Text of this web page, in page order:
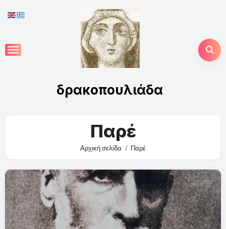
to
δρακοπουλιάδα
Παρέ
Αρχική σελίδα Παρέ